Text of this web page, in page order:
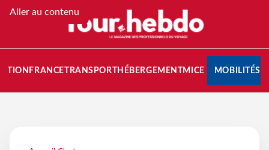
Aller au contenu
FRANCETRANSPORT HÉBERGEMENTMICE MOBILITÉS